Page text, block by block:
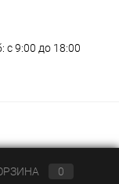
с 9:00 до 18:00
0